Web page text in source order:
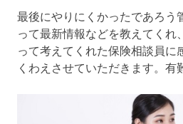
最後にやりにくかったであろう
って最新情報などを教えてくれ
って考えてくれた保険相談員に
くわえさせていただきます。有